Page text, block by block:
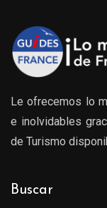
Le ofrecemos lo
e inolvidables
de Turismo
Buscar